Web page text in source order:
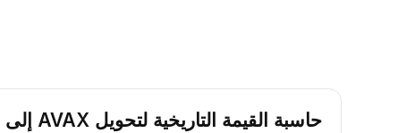
حاسبة القيمة التاريخية لتحويل AVAX إلى NOK